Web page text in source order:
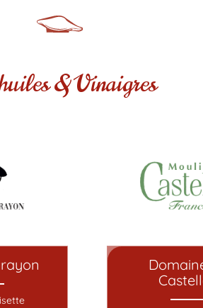
& Vinaigres